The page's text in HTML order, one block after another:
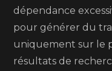
dépendance
pour générer du
uniquement sur le
résultats de